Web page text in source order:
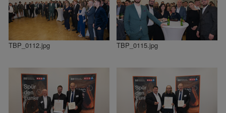
TBP_0112.jpg TBP_0115.jpg